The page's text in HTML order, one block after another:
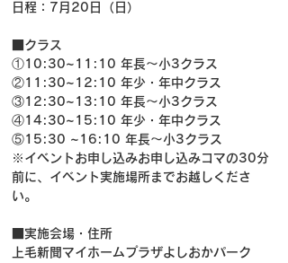
日程：7月20日（日）
■クラス
①10:30~11:10 年長～小3クラス
②11:30~12:10 年少・年中クラス
③12:30~13:10 年長～小3クラス
④14:30~15:10 年少・年中クラス
⑤15:30 ~16:10 年長～小3クラス
※イベントお申し込みお申し込みコマの30分
前に、イベント実施場所までお越しくださ
い。
■実施会場・住所
上毛新聞マイホームプラザよしおかパーク